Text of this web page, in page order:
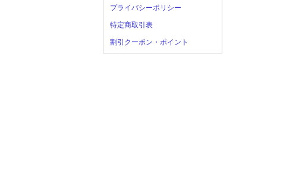
プライバシーポリシー
特定商取引表
割引クーポン・ポイント